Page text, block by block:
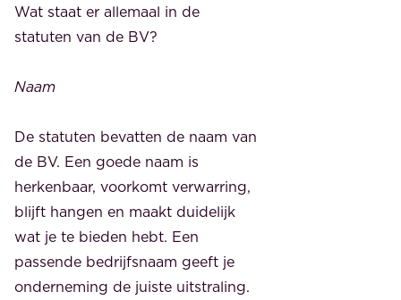
Wat staat er allemaal in de
statuten van de BV?
Naam
De statuten bevatten de naam van
de BV. Een goede naam is
herkenbaar, voorkomt verwarring,
blijft hangen en maakt duidelijk
wat je te bieden hebt. Een
passende bedrijfsnaam geeft je
onderneming de juiste uitstraling.